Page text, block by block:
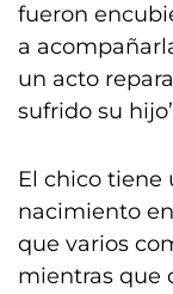
fueron
a
un acto
sufrido su
El chico tiene
nacimiento
que varios
mientras que